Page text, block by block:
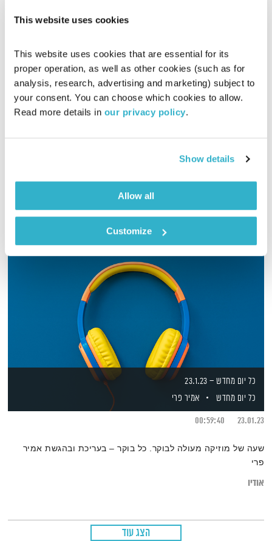
This website uses cookies
This website uses cookies that are essential for its
proper operation, as well as other cookies (such as for
analysis, research, advertising and marketing) subject to
your consent. You can choose which cookies to allow.
Read more details in our privacy policy.
Show details
Allow all
Customize
בני בא – 27.7.22
בני בא
בני בשן
01:00:29
והפעם יש תקלה, והתרנגול עובד על השועלה. וחיים גורי לוחש
כל יום מחדש – 23.1.23
כל יום מחדש
אמיר פרי
23.01.23
00:59:40
שעה של מוזיקה מעולה לבוקר. כל בוקר – בעריכת ובהגשת אמיר
פרי
אודיו
הצג עוד